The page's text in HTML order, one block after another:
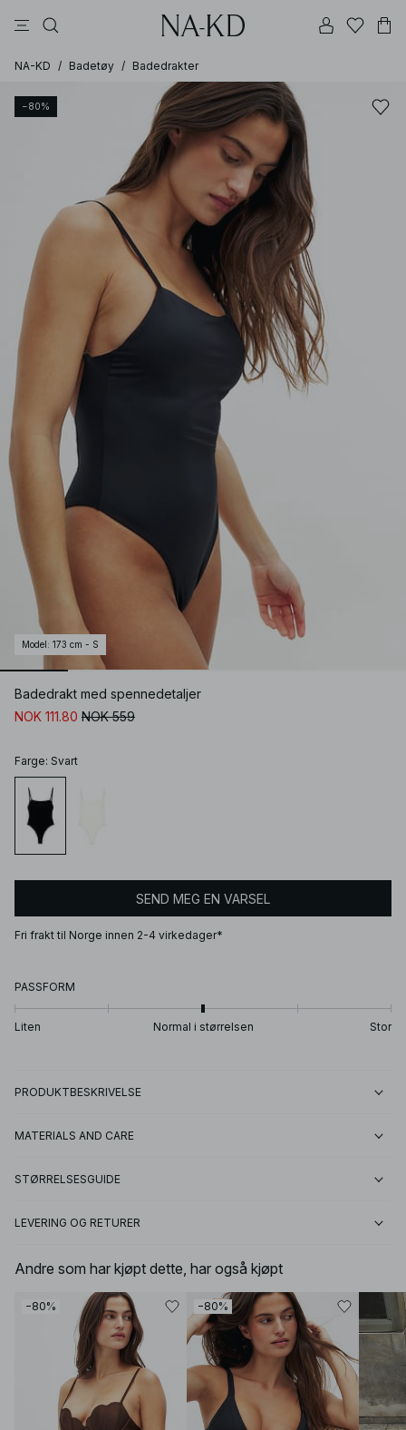
NA-KD / Badetøy / Badedrakter
−80%
Model : 173 cm - S
Badedrakt med spennedetaljer
NOK 111.80 NOK 559
Farge: Svart
SEND MEG EN VARSEL
Fri frakt til Norge innen 2-4 virkedager*
PASSFORM
Liten Normal i størrelsen Stor
PRODUKTBESKRIVELSE
MATERIALS AND CARE
STØRRELSESGUIDE
LEVERING OG RETURER
Andre som har kjøpt dette, har også kjøpt
−80% −80%